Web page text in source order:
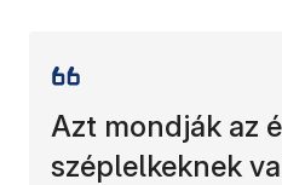
Azt mondják az
széplelkeknek